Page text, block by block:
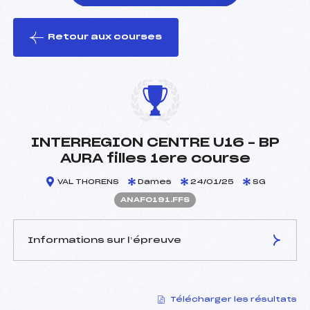
le ski
Retour aux courses
INTERREGION CENTRE U16 – BP
AURA filles 1ere course
VAL THORENS Dames 24/01/25 SG
ANAF0191.FFS
Informations sur l’épreuve
BLANC THIERRY (SA)
Télécharger les résultats